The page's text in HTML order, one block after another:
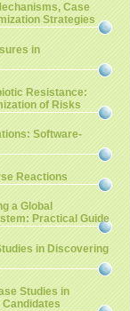
Case
Strategies
in
Resistance:
of Risks
Software-
Reactions
a Global
Practical Guide
in Discovering
Studies in